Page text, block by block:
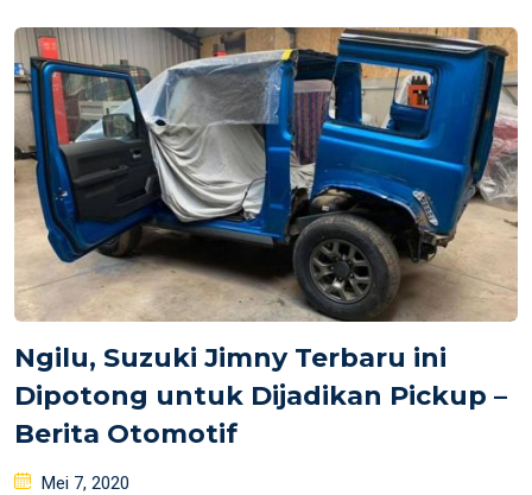
Ngilu, Suzuki Jimny Terbaru ini
Dipotong untuk Dijadikan Pickup –
Berita Otomotif
Posted
Mei 7, 2020